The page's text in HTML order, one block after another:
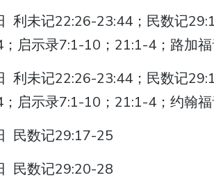
利未记22:26-23:44；民数记
启示录7:1-10；21:1-4；路加
利未记22:26-23:44；民数记
启示录7:1-10；21:1-4；约翰
民数记29:17-25
民数记29:20-28